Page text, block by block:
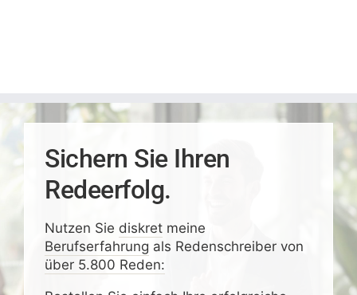
Sichern Sie Ihren
Redeerfolg.
Nutzen Sie diskretmeine
Berufserfahrung als Redenschreiber von
über 5.800 Reden: